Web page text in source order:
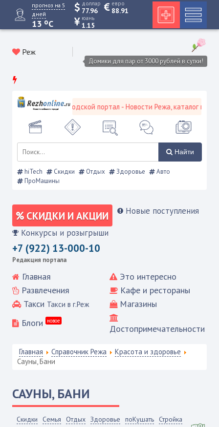
прогноз на 5
дней
13 oC
доллар
77.96
евро
88.91
юань
1.15
Реж
Домики для пар от 3000 рублей в сутки!
Режевской городской портал - Новости Режа, каталог
Найти
hiTech Скидки Отдых Здоровье
Авто
ПроМашины
СКИДКИ И АКЦИИ Новые поступления
Конкурсы и розыгрыши
+7 (922) 13-000-10
Редакция портала
Главная
Это интересно
Развлечения
Кафе и рестораны
Такси Такси в г.Реж
Магазины
Блоги
новое
Достопримечательности
Главная Справочник Режа
Красота и здоровье
Сауны, Бани
САУНЫ, БАНИ
Скидки Семья Отдых Здоровье поКушать Стройка